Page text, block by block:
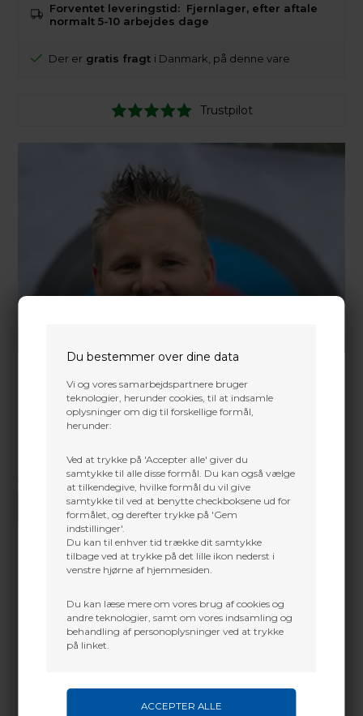
Du bestemmer over dine data
Vi og vores samarbejdspartnere bruger
teknologier, herunder cookies, til at indsamle
oplysninger om dig til forskellige formål,
herunder:
Ved at trykke på 'Accepter alle' giver du
samtykke til alle disse formål. Du kan også vælge
at tilkendegive, hvilke formål du vil give
samtykke til ved at benytte checkboksene ud for
formålet, og derefter trykke på 'Gem
indstillinger'.
Du kan til enhver tid trække dit samtykke
tilbage ved at trykke på det lille ikon nederst i
venstre hjørne af hjemmesiden.
Du kan læse mere om vores brug af cookies og
andre teknologier, samt om vores indsamling og
behandling af personoplysninger ved at trykke
på linket.
Forventet leveringstid: Fjernlager, efter aftale
normalt 5-10 arbejdes dage
Der er gratis fragt i Danmark, på denne vare
Trustpilot
Sjælland
+45 2751 3356
Vi gør vores bedste for at besvare alle henvendelser indenfor 24 timer.
SEND SPØRGSMÅL
Mere info
JVD backstop netting is ideal to use behind a target.
The height of the netting is between 2.85m
The netting is available in fixed dimensions as